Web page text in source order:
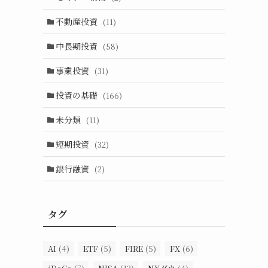
不動産投資 (11)
中長期投資 (58)
事業投資 (31)
投資の基礎 (166)
未分類 (11)
短期投資 (32)
銀行融資 (2)
タグ
AI (4) ETF (5) FIRE (5) FX (6)